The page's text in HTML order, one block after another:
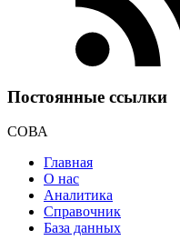
Постоянные ссылки
СОВА
Главная
О нас
Аналитика
Справочник
База данных